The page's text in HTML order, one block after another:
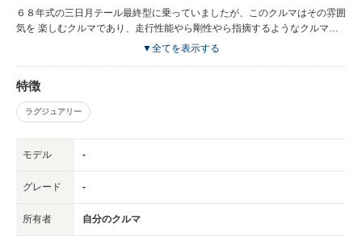
６８年式の三日月テール最終型に乗っていましたが、このクルマはその雰囲
気を 楽しむクルマであり、走行性能やら剛性やら指摘するようなクルマで
はありません。 近年では希少なクルマになっており入手もままならないク
うなら今しかないでしょう。
▼全てを表示する
特徴
ラグジュアリー
モデル -
グレード -
所有者 自分のクルマ